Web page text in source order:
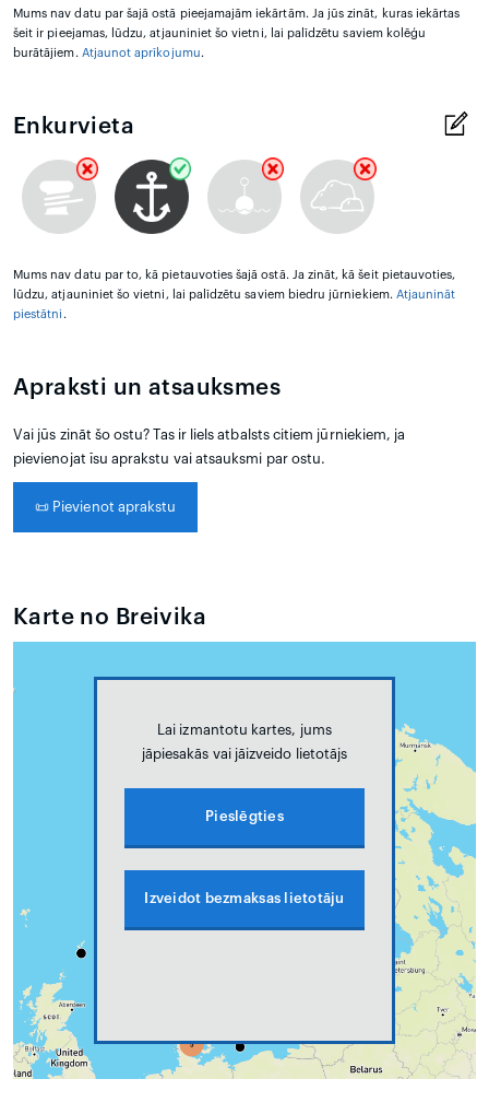
Mums nav datu par šajā ostā pieejamajām iekārtām. Ja jūs zināt, kuras iekārtas
šeit ir pieejamas, lūdzu, atjauniniet šo vietni, lai palīdzētu saviem kolēģu
burātājiem. Atjaunot aprīkojumu.
Enkurvieta
Mums nav datu par to, kā pietauvoties šajā ostā. Ja zināt, kā šeit pietauvoties,
lūdzu, atjauniniet šo vietni, lai palīdzētu saviem biedru jūrniekiem. Atjaunināt
piestātni .
Apraksti un atsauksmes
Vai jūs zināt šo ostu? Tas ir liels atbalsts citiem jūrniekiem, ja
pievienojat īsu aprakstu vai atsauksmi par ostu.
📜 Pievienot aprakstu
Karte no Breivika
Lai izmantotu kartes, jums
jāpiesakās vai jāizveido lietotājs
Pieslēgties
Izveidot bezmaksas lietotāju